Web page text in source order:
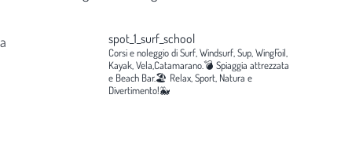
spot_1_surf_school
Corsi e noleggio di Surf, Windsurf, Sup, WingFoil,
Kayak, Vela,Catamarano.💣 Spiaggia attrezzata
e Beach Bar.🏖️ Relax, Sport, Natura e
Divertimento!🐳